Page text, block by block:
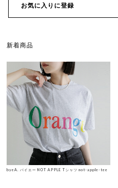
お気に入りに登録
新着商品
byeA. バイエー NOT APPLE Tシャツ not-apple-tee